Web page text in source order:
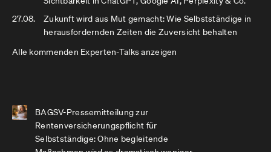
27.08.
Zukunft wird aus Mut gemacht: Wie Selbstständige in
herausfordernden Zeiten die Zuversicht behalten
Alle kommenden Experten-Talks anzeigen
BAGSV-Pressemitteilung zur
Rentenversicherungspflicht für
Selbstständige: Ohne begleitende